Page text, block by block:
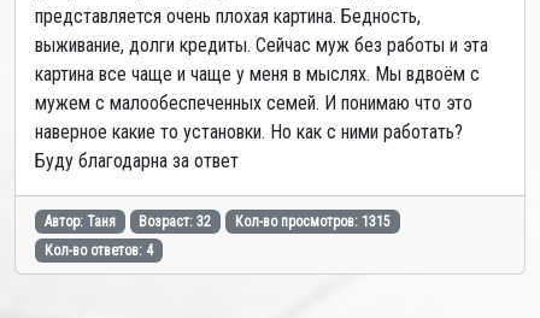
представляется очень плохая картина. Бедность,
выживание, долги кредиты. Сейчас муж без работы и эта
картина все чаще и чаще у меня в мыслях. Мы вдвоём с
мужем с малообеспеченных семей. И понимаю что это
наверное какие то установки. Но как с ними работать?
Буду благодарна за ответ
Автор: Таня Возраст: 32
Кол-во просмотров: 1315
Кол-во ответов: 4